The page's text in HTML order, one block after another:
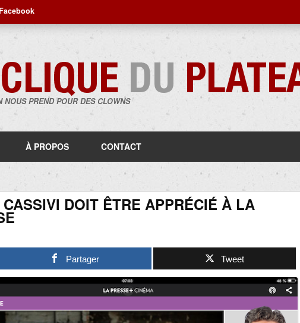
NOUS PREND POUR DES CLOWNS
au
À PROPOS CONTACT
DOIT ÊTRE APPRÉCIÉ À LA
Partager Tweet